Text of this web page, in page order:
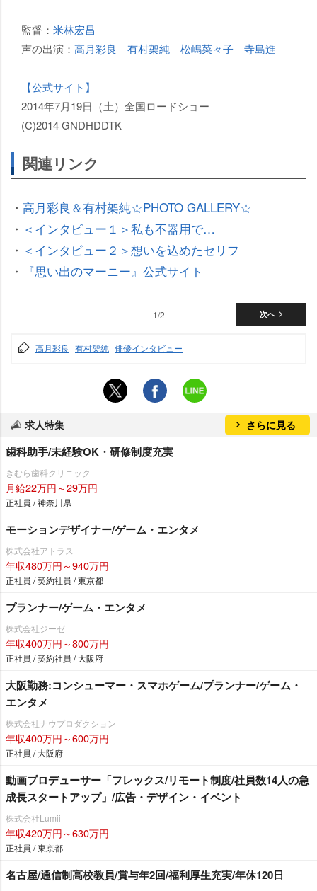
監督： 米林宏昌
声の出演： 高月彩良 有村架純 松嶋菜々子 寺島進
【公式サイト】
2014年7月19日（土）全国ロードショー
(C)2014 GNDHDDTK
関連リンク
・ 高月彩良＆有村架純☆PHOTO GALLERY☆
・ ＜インタビュー１＞私も不器用で…
・ ＜インタビュー２＞想いを込めたセリフ
・
『思い出のマーニー』公式サイト
次へ
1/2
高月彩良 有村架純 俳優インタビュー
求人特集 さらに見る
歯科助手/未経験OK・研修制度充実
きむら歯科クリニック
月給22万円～29万円
正社員 / 神奈川県
モーションデザイナー/ゲーム・エンタメ
株式会社アトラス
年収480万円～940万円
正社員 / 契約社員 / 東京都
プランナー/ゲーム・エンタメ
株式会社ジーゼ
年収400万円～800万円
正社員 / 契約社員 / 大阪府
大阪勤務:コンシューマー・スマホゲーム/プランナー/ゲーム・
エンタメ
株式会社ナウプロダクション
年収400万円～600万円
正社員 / 大阪府
動画プロデューサー「フレックス/リモート制度/社員数14人の急
成長スタートアップ」/広告・デザイン・イベント
株式会社Lumii
年収420万円～630万円
正社員 / 東京都
名古屋/通信制高校教員/賞与年2回/福利厚生充実/年休120日